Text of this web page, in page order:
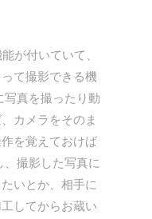
が付いていて、
て撮影できる機
写真を撮ったり動
カメラをそのま
を覚えておけば
撮影した写真に
いとか、相手に
してからお蔵い